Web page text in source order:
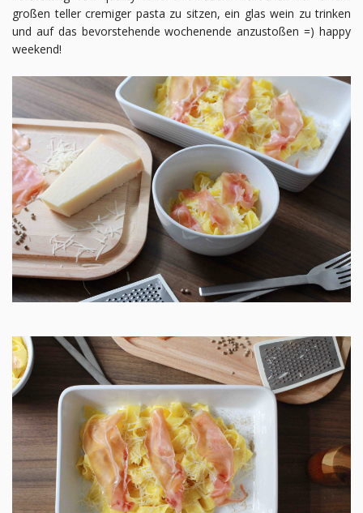
großen teller cremiger pasta zu sitzen, ein glas wein zu trinken
und auf das bevorstehende wochenende anzustoßen =) happy
weekend!